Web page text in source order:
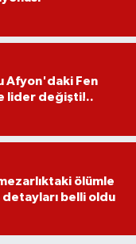
Afyon'daki Fen
lider değişti!..
ölümle
detayları belli oldu